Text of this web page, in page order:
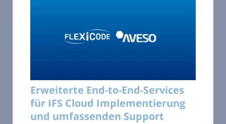
Erweiterte End-to-End-Services
für IFS Cloud Implementierung
und umfassenden Support